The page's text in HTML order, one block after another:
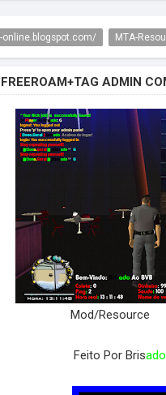
online.blogspot.com/ MTA-
FREEROAM+TAG ADMIN
Brisado